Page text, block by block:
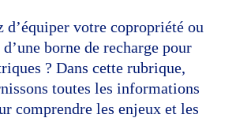
: 04 37 48 22 42
14h - 17h
/ Espace Conseil
d’équiper votre copropriété ou
borne de recharge pour
? Dans cette rubrique,
toutes les informations
comprendre les enjeux et les